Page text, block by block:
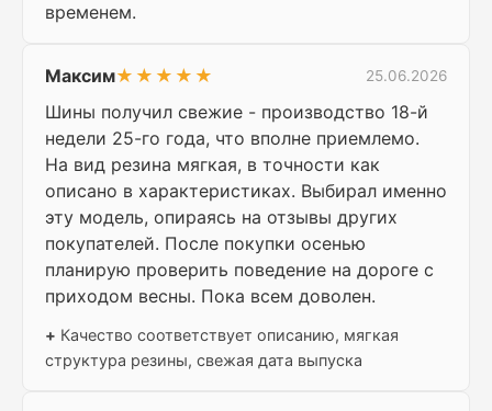
временем.
Максим★★★★★ 25.06.2026
Шины получил свежие - производство 18-й
недели 25-го года, что вполне приемлемо.
На вид резина мягкая, в точности как
описано в характеристиках. Выбирал именно
эту модель, опираясь на отзывы других
покупателей. После покупки осенью
планирую проверить поведение на дороге с
приходом весны. Пока всем доволен.
+ Качество соответствует описанию, мягкая
структура резины, свежая дата выпуска